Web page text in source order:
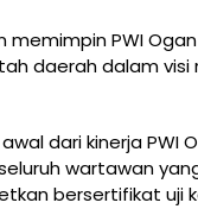
memimpin PWI
daerah dalam visi
dari kinerja PWI
wartawan
bersertifikat uji